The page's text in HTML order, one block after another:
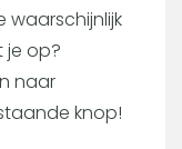
waarschijnlijk
je op?
naar
knop!